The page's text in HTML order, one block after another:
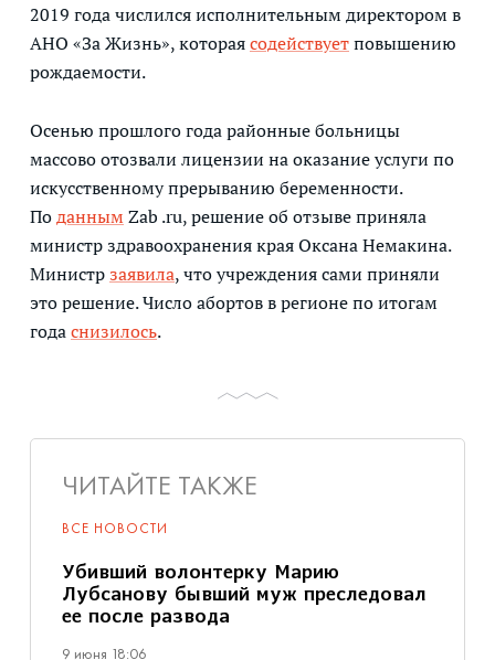
2019 года числился исполнительным директором в
АНО «За Жизнь», котораясодействуетповышению
рождаемости.
Осенью прошлого года районные больницы
массово отозвали лицензии на оказание услуги по
искусственному прерыванию беременности.
ПоданнымZab .ru, решение об отзыве приняла
министр здравоохранения края Оксана Немакина.
Министрзаявила, что учреждения сами приняли
это решение. Число абортов в регионе по итогам
годаснизилось.
ЧИТАЙТЕ ТАКЖЕ
ВСЕ НОВОСТИ
Убивший волонтерку Марию
Лубсанову бывший муж преследовал
ее после развода
9 июня 18:06